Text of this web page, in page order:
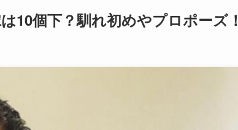
10個下？馴れ初めやプロポーズ！